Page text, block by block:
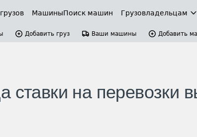
МашиныПоиск машин Грузовладельцам
Добавить груз Ваши машины Добавить
ставки на перевозки